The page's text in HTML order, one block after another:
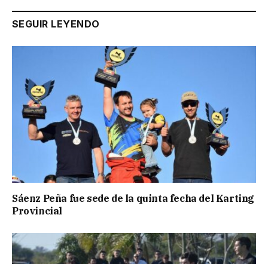
SEGUIR LEYENDO
Sáenz Peña fue sede de la quinta fecha del Karting
Provincial